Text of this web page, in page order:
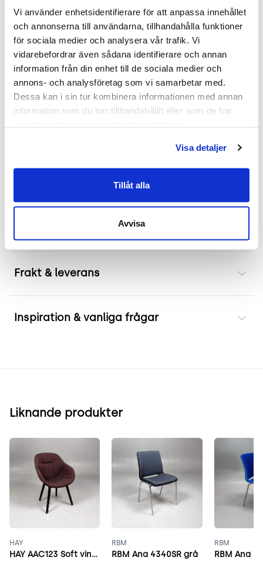
Vi använder enhetsidentifierare för att anpassa innehållet
och annonserna till användarna, tillhandahålla funktioner
för sociala medier och analysera vår trafik. Vi
vidarebefordrar även sådana identifierare och annan
information från din enhet till de sociala medier och
annons- och analysföretag som vi samarbetar med.
Dessa kan i sin tur kombinera informationen med annan
information som du har tillhandahållit eller som de har
Visa detaljer
Tillåt alla
Avvisa
Färg och material: Vit/grå sits med kromad
Mått: Höjd 78 cm, Sitthöjd 44.5 cm, Bredd 53
cm
Skick: 4/5
2 års garanti
Stolen är inte bara visuellt tilltalande utan också
det enkelt att förvara flera stolar på liten yta. Den
privata hem som offentliga miljöer där stil och
funktion går hand i hand.
Frakt & leverans
Inspiration & vanliga frågar
Liknande produkter
HAY
HAY AAC123 Soft vinröd
RBM
RBM Ana 4340SR grå
RBM
RBM Ana